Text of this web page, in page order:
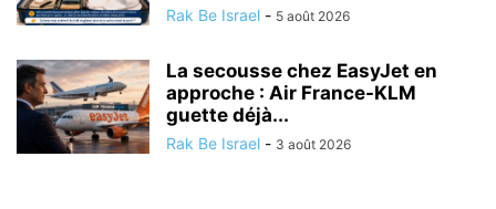
Rak Be Israel - 5 août 2026
La secousse chez EasyJet en
approche : Air France-KLM
guette déjà...
Rak Be Israel - 3 août 2026